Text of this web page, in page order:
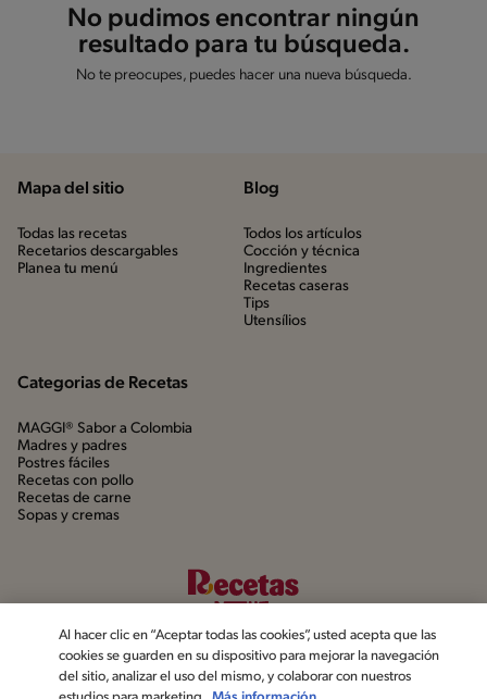
No pudimos encontrar ningún
resultado para tu búsqueda.
No te preocupes, puedes hacer una nueva búsqueda.
Mapa del sitio
Todas las recetas
Recetarios descargables
Planea tu menú
Blog
Todos los artículos
Cocción y técnica
Ingredientes
Recetas caseras
Tips
Utensílios
Categorias de Recetas
MAGGI® Sabor a Colombia
Madres y padres
Postres fáciles
Recetas con pollo
Recetas de carne
Sopas y cremas
Al hacer clic en “Aceptar todas las cookies”, usted acepta que las
cookies se guarden en su dispositivo para mejorar la navegación
del sitio, analizar el uso del mismo, y colaborar con nuestros